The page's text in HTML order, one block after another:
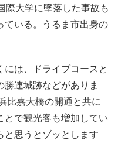
大学に墜落した事故も
ている。うるま市出身の
には、ドライブコースと
勝連城跡などがありま
比嘉大橋の開通と共に
とで観光客も増加してい
と思うとゾッとします